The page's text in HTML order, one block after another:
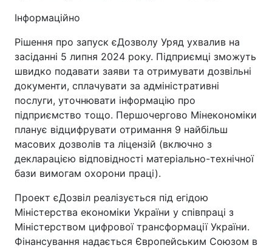
Інформаційно
Рішення про запуск єДозволу Уряд ухвалив на
засіданні 5 липня 2024 року. Підприємці зможуть
швидко подавати заяви та отримувати дозвільні
документи, сплачувати за адміністративні
послуги, уточнювати інформацію про
підприємство тощо. Першочергово Мінекономіки
планує відцифрувати отримання 9 найбільш
масових дозволів та ліцензій (включно з
декларацією відповідності матеріально-технічної
бази вимогам охорони праці).
Проект єДозвіл реалізується під егідою
Міністерства економіки України у співпраці з
Міністерством цифрової трансформації України.
Фінансування надається Європейським Союзом в